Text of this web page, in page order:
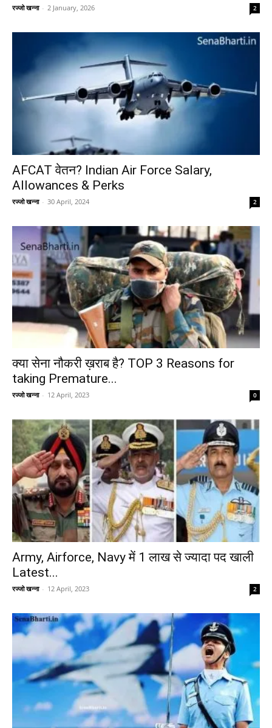
रज्जो खन्ना - 2 January, 2026 2
AFCAT वेतन? Indian Air Force Salary,
Allowances & Perks
रज्जो खन्ना - 30 April, 2024 2
क्या सेना नौकरी ख़राब है? TOP 3 Reasons for
taking Premature...
रज्जो खन्ना - 12 April, 2023 0
Army, Airforce, Navy में 1 लाख से ज्यादा पद खाली
Latest...
रज्जो खन्ना - 12 April, 2023 2